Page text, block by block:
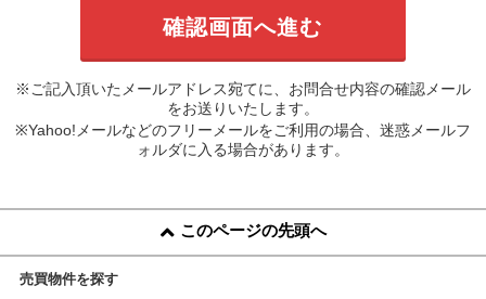
※ご記入頂いたメールアドレス宛てに、お問合せ内容の確認メール
をお送りいたします。
※Yahoo!メールなどのフリーメールをご利用の場合、迷惑メールフ
ォルダに入る場合があります。
このページの先頭へ
売買物件を探す